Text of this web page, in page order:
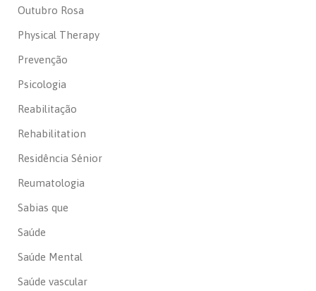
Outubro Rosa
Physical Therapy
Prevenção
Psicologia
Reabilitação
Rehabilitation
Residência Sénior
Reumatologia
Sabias que
Saúde
Saúde Mental
Saúde vascular